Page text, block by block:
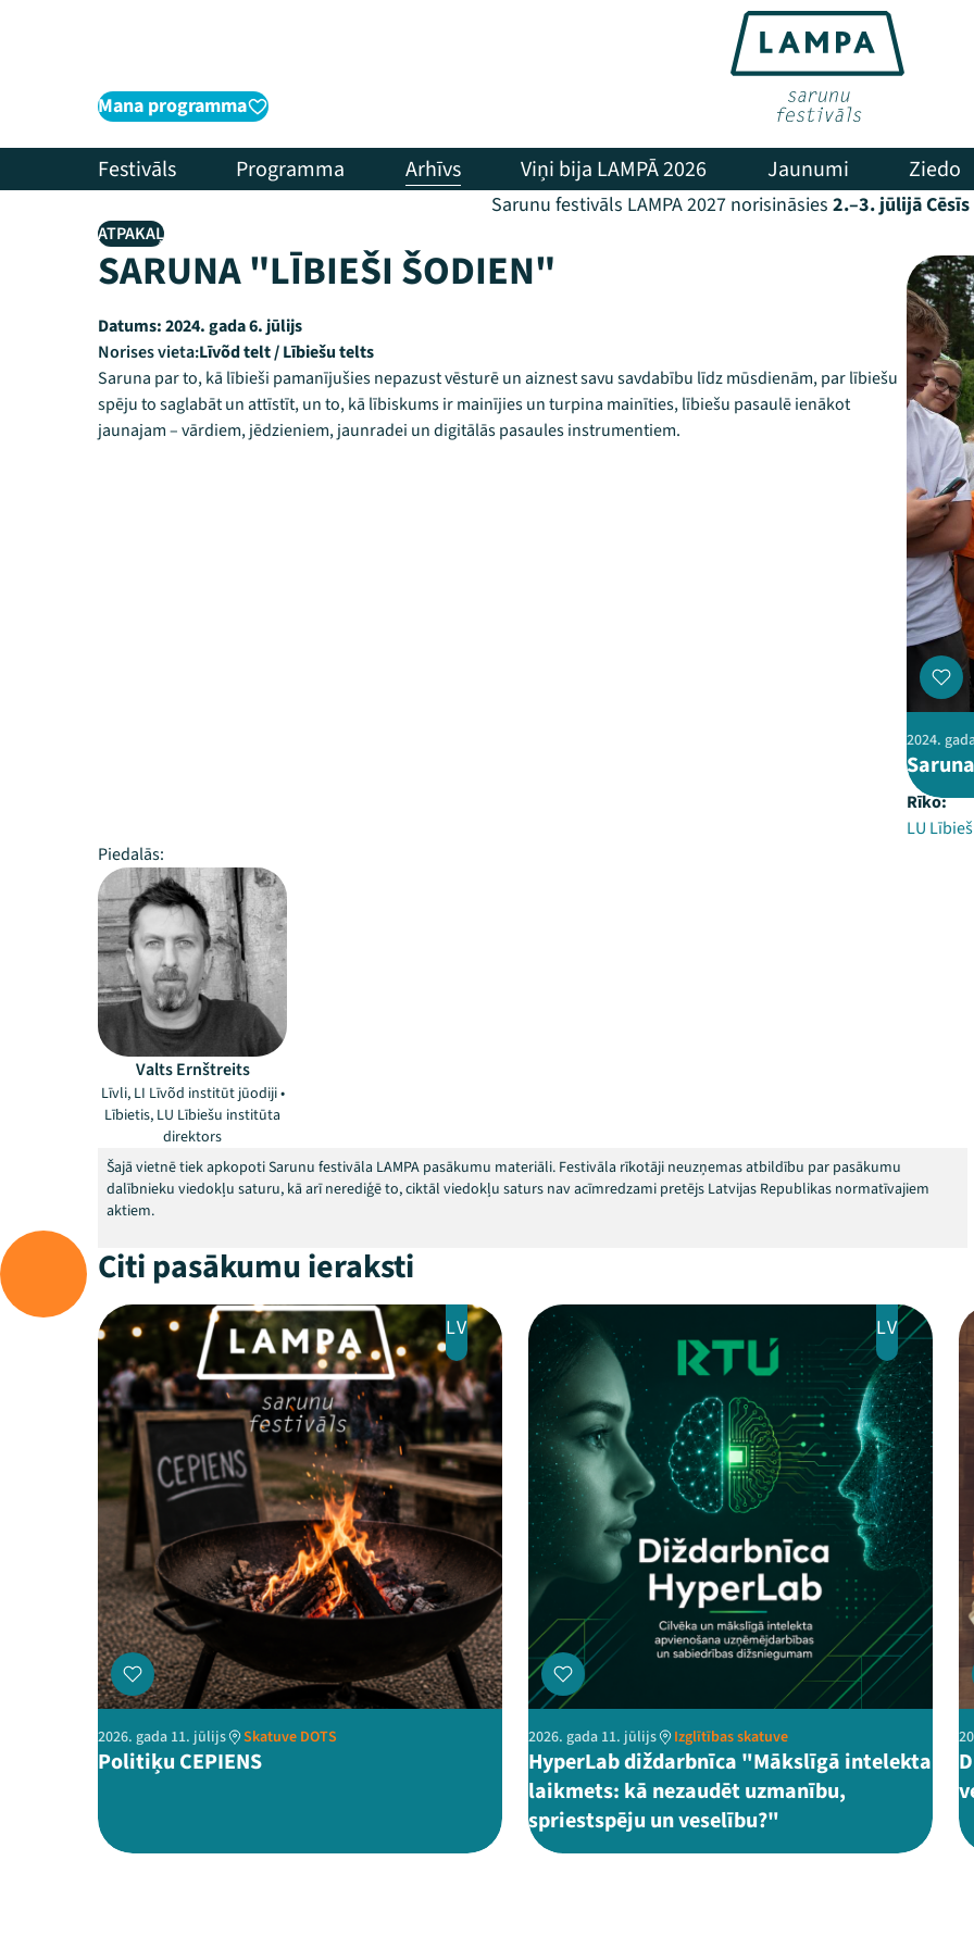
Mana programma
Festivāls Programma Arhīvs Viņi bija LAMPĀ 2026 Jaunumi Ziedo
Sarunu festivāls LAMPA 2027 norisināsies 2.–3. jūlijā Cēsīs
ATPAKAĻ
SARUNA "LĪBIEŠI ŠODIEN"
Datums:2024. gada 6. jūlijs
Norises vieta:Līvõd telt / Lībiešu telts
Saruna par to, kā lībieši pamanījušies nepazust vēsturē un aiznest savu savdabību līdz mūsdienām, par lībiešu
spēju to saglabāt un attīstīt, un to, kā lībiskums ir mainījies un turpina mainīties, lībiešu pasaulē ienākot
jaunajam – vārdiem, jēdzieniem, jaunradei un digitālās pasaules instrumentiem.
2024.
Rīko:
LU
Piedalās:
Valts Ernštreits
Līvli, LI Līvõd institūt jūodiji •
Lībietis, LU Lībiešu institūta
direktors
Šajā vietnē tiek apkopoti Sarunu festivāla LAMPA pasākumu materiāli. Festivāla rīkotāji neuzņemas atbildību par pasākumu
dalībnieku viedokļu saturu, kā arī nerediģē to, ciktāl viedokļu saturs nav acīmredzami pretējs Latvijas Republikas normatīvajiem
aktiem.
Citi pasākumu ieraksti
LV
2026. gada 11. jūlijs Skatuve DOTS
Politiķu CEPIENS
LV
2026. gada 11. jūlijs Izglītības skatuve
HyperLab diždarbnīca "Mākslīgā intelekta
laikmets: kā nezaudēt uzmanību,
spriestspēju un veselību?"